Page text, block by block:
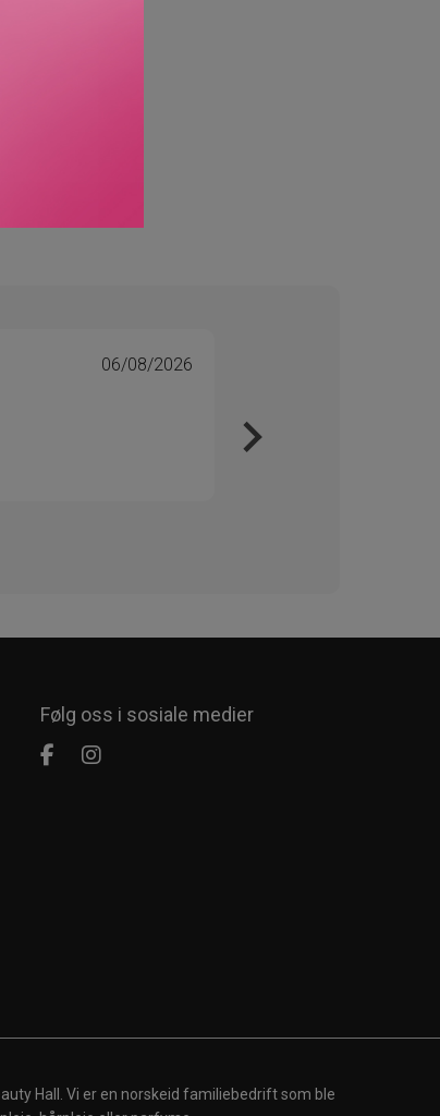
06/08/2026
Følg oss i sosiale medier
Hall. Vi er en norskeid familiebedrift som ble